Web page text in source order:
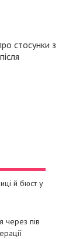
стосунки з
й бюст у
через пів